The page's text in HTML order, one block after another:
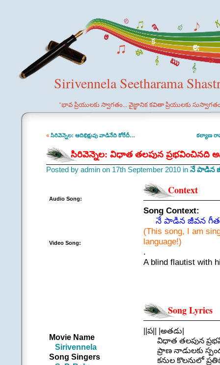
Sirivennela Seetharama
"భావ ప్రియులకు స్వాగతం... వైజ్ఞానిక కవితా ప్రియులకు
« సిరివెన్నెల: ఆదిభిక్షువు వాడినేది కోరేదీ… కల్యాణ
సిరివెన్నెల: విధాత తలపున ప్రభవించినది
Posted by admin on 17th September 2010 in నే పాడిన
Audio Song:
Video Song:
Movie Name
Sirivennela
Song Singers
Context
Song Context:
నే పాడిన జీవన
(This song, I am
language!)
.
A blind flautist with
Song Lyrics
||ప|| |అతడు|
విధాత తలపున
ప్రాణ నాడులకు
కనుల కొలనులో